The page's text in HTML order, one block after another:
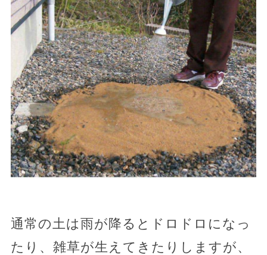
通常の土は雨が降るとドロドロになっ
たり、雑草が生えてきたりしますが、